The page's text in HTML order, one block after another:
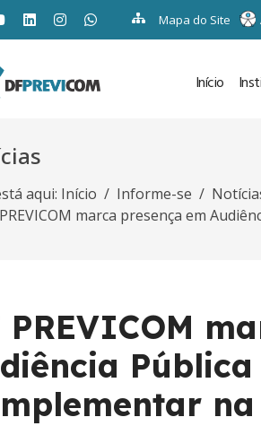
Mapa do Site
Início
aqui: Início Informe-se
marca presença em
PREVICOM